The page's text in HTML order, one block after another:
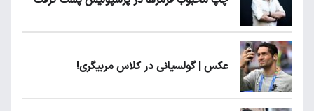
عکس | گولسیانی در کلاس مربیگری!